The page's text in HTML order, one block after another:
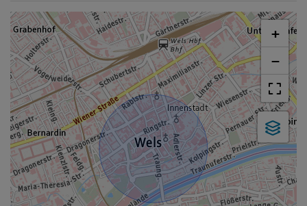
+
−